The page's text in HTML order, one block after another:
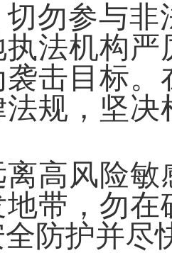
参与非
法机构
袭击目标
法规，坚
离高风险
地带，勿
全防护并尽